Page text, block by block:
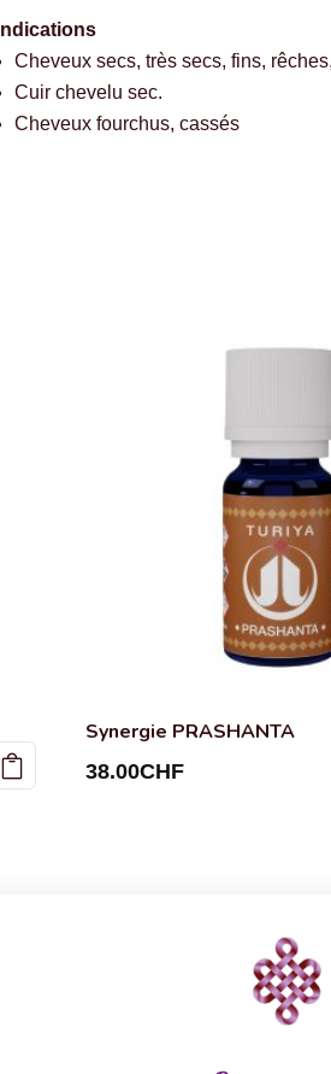
Indications
Cheveux secs, très secs, fins,
Cuir chevelu sec.
Cheveux fourchus, cassés
Synergie PRASHANTA
38.00CHF